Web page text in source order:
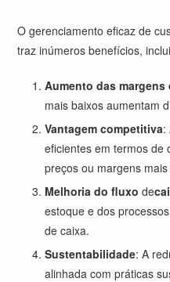
O gerenciamento eficaz de
traz inúmeros benefícios,
Aumento das margens
mais baixos aumentam
Vantagem competitiva:
eficientes em termos de
preços ou margens
Melhoria do fluxo de
estoque e dos
de caixa.
Sustentabilidade: A
alinhada com práticas